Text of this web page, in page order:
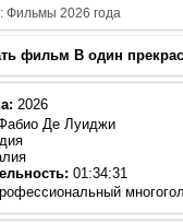
Фильмы 2026 года
фильм В один
: 2026
Де Луиджи
01:34:31